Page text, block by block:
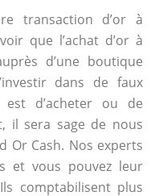
transaction d’or à
que l’achat d’or à
d’une boutique
dans de faux
d’acheter ou de
il sera sage de nous
Or Cash. Nos experts
et vous pouvez leur
comptabilisent plus